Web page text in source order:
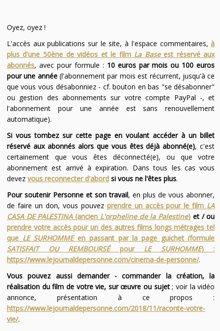
Oyez, oyez !
L'accès aux publications sur le site, à l'espace commentaires,à
plus d'une 50ène de vidéos et le film La Baseest réservé aux
abonnés, avec pour formule : 10 euros par mois ou 100 euros
pour une année(l'abonnement par mois est récurrent, jusqu'à ce
que vous vous désabonniez - cf. bouton en bas "se désabonner"
ou gestion des abonnements sur votre compte PayPal -, et
l'abonnement pour une année est sans renouvellement
automatique).
Si vous tombez sur cette page en voulant accéder à un billet
réservé aux abonnés alors que vous êtes déjà abonné(e), c'est
certainement que vous êtes déconnecté(e), ou que votre
abonnement est arrivé à expiration. Dans tous les cas vous
devez vous reconnecter d'abordsi vous ne l'êtes plus.
Pour soutenir Personne et son travail, en plus de vous abonner,
de faire un don, vous pouvez prendre un accès pour le film LA
CASA DE PALESTINA(ancien L'orpheline de la Palestine) et / ou
prendre votre accès pour un des autres films longs métrages tel
que LE SURHOMMEen passant par la page guichet (formule
SATISFAIT OU REMBOURSÉpour LE SURHOMME) :
https://www.lejournaldepersonne.com/cinema-de-personne/.
Vous pouvez aussi demander - commander la création, la
réalisation du film de votre vie, sur œuvre ou sujet; voir la vidéo
annonce, présentation à ce propos :
https://www.lejournaldepersonne.com/2018/11/raconte-votre-
vie/.